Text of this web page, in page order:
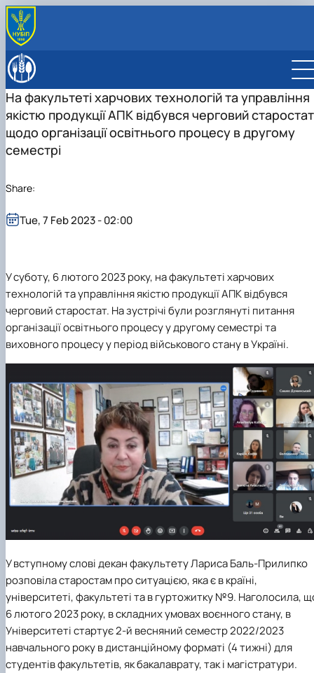
ABOUT
Faculty management
Educational work
Bachelor's degree
"Food Technology"
"Nutritional science of healthy eating"
DEPARTMENT
Department of Technologies of Meat, Fish and
Seafood Products
Department of Public health and Nutrition
SCIENCE
Навчально-науковий центр нутриціології та
INTERNATIONAL ACTIVITY
МІКРОКВАЛІФІКАЦІЯ
На факультеті харчових технологій та управління
якістю продукції АПК відбувся черговий старостат
щодо організації освітнього процесу в другому
семестрі
У суботу, 6 лютого 2023 року, нафакультеті харчових
технологій та управління якістю продукції АПКвідбувся
черговийстаростат. На зустрічі були розглянуті питання
організації освітнього процесу у другому семестрі та
виховного процесу у період військового стану в Україні.
У вступному слові декан факультету Лариса Баль-Прилипко
розповіла старостам про ситуацією, яка є в країні,
університеті, факультеті та в гуртожитку №9. Наголосила,
6 лютого 2023 року, в складних умовах воєнного стану, в
Університеті стартує 2-й весняний семестр 2022/2023
навчального року в дистанційному форматі (4 тижні) для
студентів факультетів, як бакалаврату, так і магістратури.
Tue, 7 Feb 2023 - 02:00
Share: